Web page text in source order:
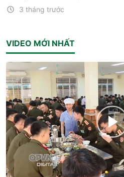
3 tháng trước
VIDEO MỚI NHẤT